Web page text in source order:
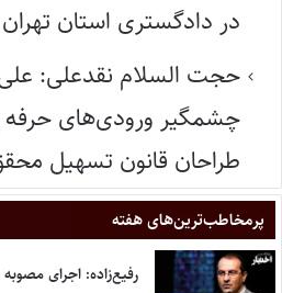
در دادگستری استان
حجت السلام نقدعلی:
چشمگیر ورودی‌های
طراحان قانون تسهیل
پر‌مخاطب‌ترین‌های هفته
رفیع‌زاده: اجرای